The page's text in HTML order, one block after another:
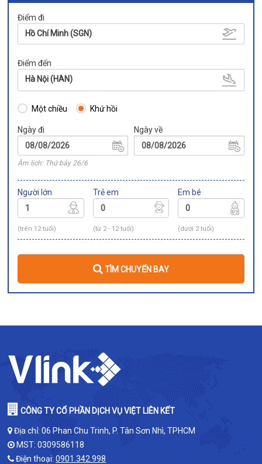
Điểm đi
Hồ Chí Minh (SGN)
Điểm đến
Hà Nội (HAN)
Một chiều Khứ hồi
Ngày đi
Âm lịch: Thứ bảy 26/6
Ngày về
Người lớn
(trên 12 tuổi)
Trẻ em
(từ 2 - 12 tuổi)
Em bé
(dưới 2 tuổi)
TÌM CHUYẾN BAY
CÔNG TY CỔ PHẦN DỊCH VỤ VIỆT LIÊN KẾT
Địa chỉ: 06 Phan Chu Trinh, P. Tân Sơn Nhì, TPHCM
MST: 0309586118
Điện thoại:0901.342.998